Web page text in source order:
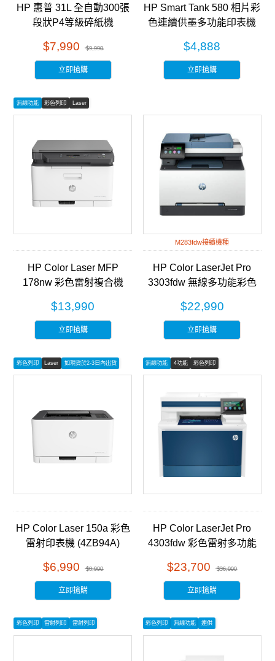
HP 惠普 31L 全自動300張
段狀P4等級碎紙機
$7,990 $9,990
立即搶購
HP Smart Tank 580 相片彩
色連續供墨多功能印表機
$4,888
立即搶購
無線功能 彩色列印 Laser
HP Color Laser MFP
178nw 彩色雷射複合機
$13,990
立即搶購
M283fdw接續機種
HP Color LaserJet Pro
3303fdw 無線多功能彩色
$22,990
立即搶購
彩色列印 Laser 如現貨於2-3日內出貨
HP Color Laser 150a 彩色
雷射印表機 (4ZB94A)
$6,990 $8,990
立即搶購
無線功能 4功能 彩色列印
HP Color LaserJet Pro
4303fdw 彩色雷射多功能
$23,700 $36,000
立即搶購
彩色列印 雷射列印 雷射列印 彩色列印 無線功能 連供